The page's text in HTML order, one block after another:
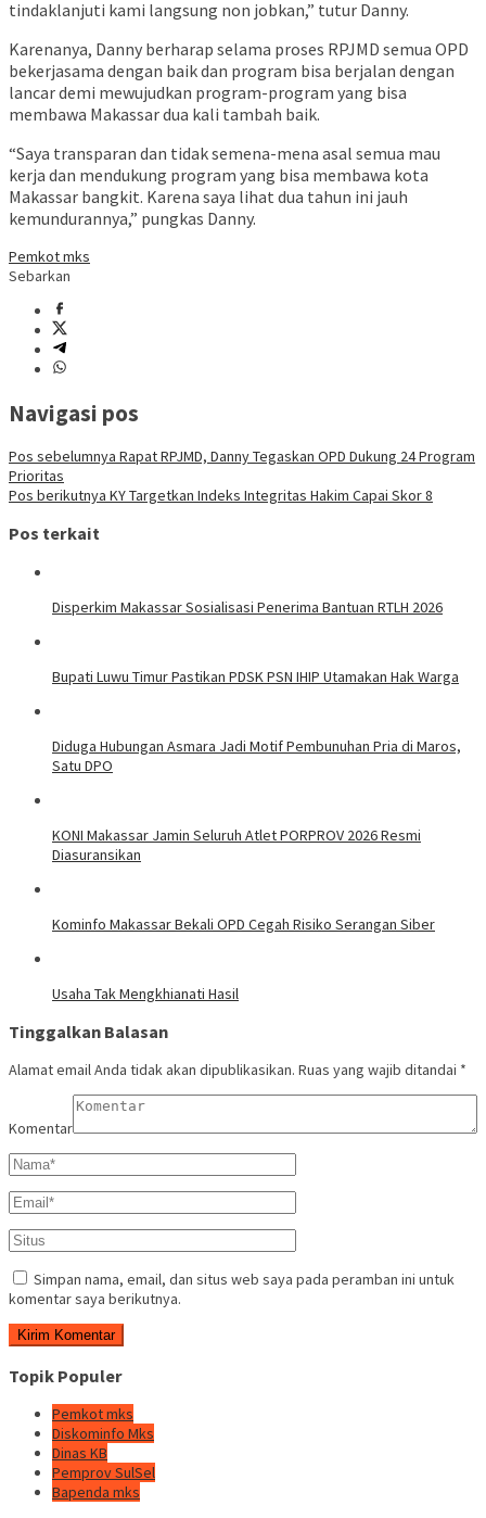
tindaklanjuti kami langsung non jobkan,” tutur Danny.
Karenanya, Danny berharap selama proses RPJMD semua OPD
bekerjasama dengan baik dan program bisa berjalan dengan
lancar demi mewujudkan program-program yang bisa
membawa Makassar dua kali tambah baik.
“Saya transparan dan tidak semena-mena asal semua mau
kerja dan mendukung program yang bisa membawa kota
Makassar bangkit. Karena saya lihat dua tahun ini jauh
kemundurannya,” pungkas Danny.
Pemkot mks
Sebarkan
Navigasi pos
Pos sebelumnya Rapat RPJMD, Danny Tegaskan OPD Dukung 24 Program
Prioritas
Pos berikutnya KY Targetkan Indeks Integritas Hakim Capai Skor 8
Pos terkait
Disperkim Makassar Sosialisasi Penerima Bantuan RTLH 2026
Bupati Luwu Timur Pastikan PDSK PSN IHIP Utamakan Hak Warga
Diduga Hubungan Asmara Jadi Motif Pembunuhan Pria di Maros,
Satu DPO
KONI Makassar Jamin Seluruh Atlet PORPROV 2026 Resmi
Diasuransikan
Kominfo Makassar Bekali OPD Cegah Risiko Serangan Siber
Usaha Tak Mengkhianati Hasil
Tinggalkan Balasan
Alamat email Anda tidak akan dipublikasikan. Ruas yang wajib ditandai *
Komentar
Simpan nama, email, dan situs web saya pada peramban ini untuk
komentar saya berikutnya.
Topik Populer
Pemkot mks
Diskominfo Mks
Dinas KB
Pemprov SulSel
Bapenda mks